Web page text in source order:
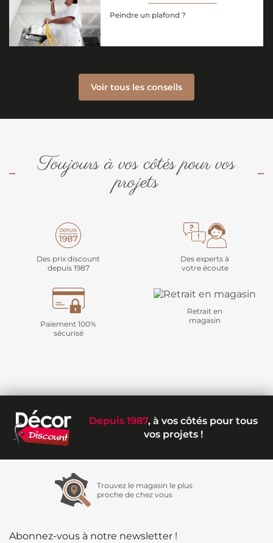
Peindre un plafond ?
Voir tous les conseils
Toujours à vos côtés pour vos
projets
Des prix discount
depuis 1987
Des experts à
votre écoute
Paiement 100%
sécurisé
Retrait en
magasin
Depuis 1987, à vos côtés pour tous
vos projets !
Trouvez le magasin le plus
proche de chez vous
Abonnez-vous à notre newsletter !